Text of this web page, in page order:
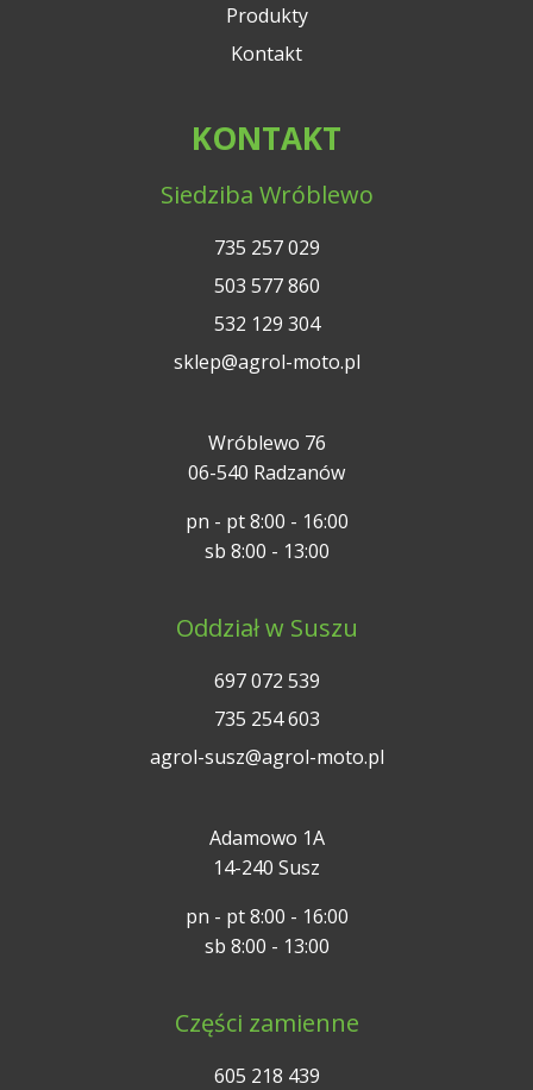
Produkty
Kontakt
KONTAKT
Siedziba Wróblewo
735 257 029
503 577 860
532 129 304
sklep@agrol-moto.pl
Wróblewo 76
06-540 Radzanów
pn - pt 8:00 - 16:00
sb 8:00 - 13:00
Oddział w Suszu
697 072 539
735 254 603
agrol-susz@agrol-moto.pl
Adamowo 1A
14-240 Susz
pn - pt 8:00 - 16:00
sb 8:00 - 13:00
Części zamienne
605 218 439